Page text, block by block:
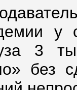
у
3
без